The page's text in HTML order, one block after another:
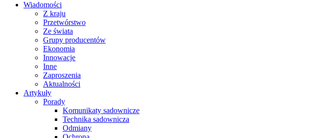
Wiadomości
Z kraju
Przetwórstwo
Ze świata
Grupy producentów
Ekonomia
Innowacje
Inne
Zaproszenia
Aktualności
Artykuły
Porady
Komunikaty sadownicze
Technika sadownicza
Odmiany